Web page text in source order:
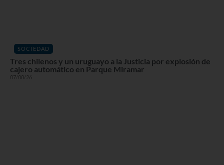
SOCIEDAD
Tres chilenos y un uruguayo a la Justicia por explosión de
cajero automático en Parque Miramar
07/08/26